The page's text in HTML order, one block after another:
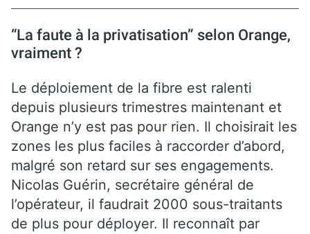
“La faute à la privatisation” selon Orange,
vraiment ?
Le déploiement de la fibre est ralenti
depuis plusieurs trimestres maintenant et
Orange n’y est pas pour rien. Il choisirait les
zones les plus faciles à raccorder d’abord,
malgré son retard sur ses engagements.
Nicolas Guérin, secrétaire général de
l’opérateur, il faudrait 2000 sous-traitants
de plus pour déployer. Il reconnaît par